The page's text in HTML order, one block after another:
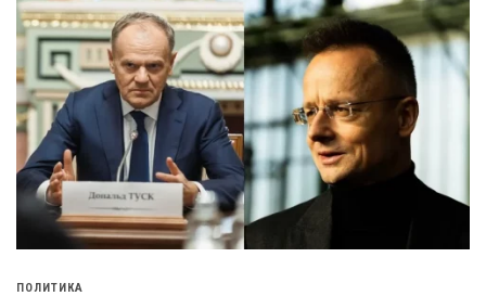
ПОЛИТИКА